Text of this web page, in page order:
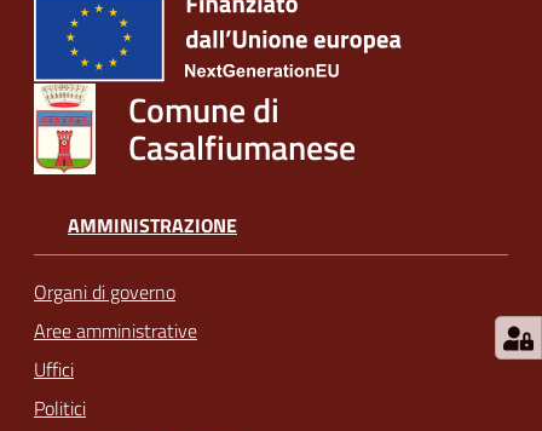
Comune di
Casalfiumanese
AMMINISTRAZIONE
Organi di governo
Aree amministrative
Uffici
Politici